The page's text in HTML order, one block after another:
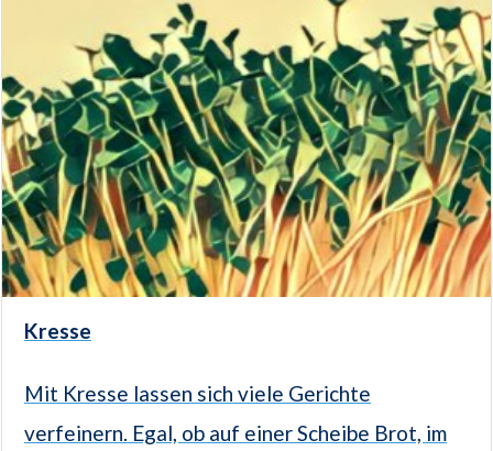
Kresse
Mit Kresse lassen sich viele Gerichte
verfeinern. Egal, ob auf einer Scheibe Brot, im